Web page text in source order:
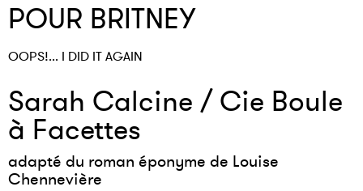
OOPS!... I DID IT AGAIN
POUR BRITNEY
Sarah Calcine / Cie Boule
à Facettes
adapté du roman éponyme de Louise
Chennevière